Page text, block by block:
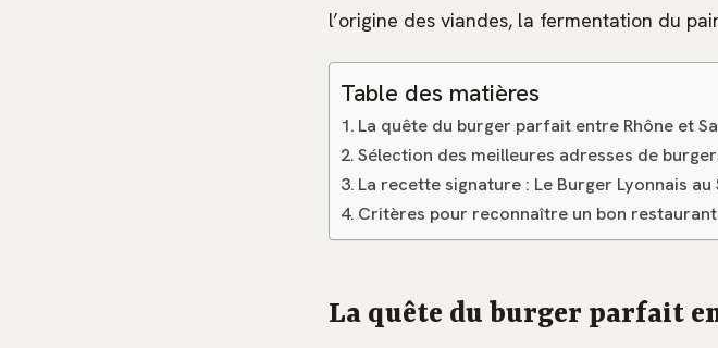
l’origine des viandes, la fermentation du
Table des matières
La quête du burger parfait entre Rhône et
Sélection des meilleures adresses de
La recette signature : Le Burger Lyonnais
Critères pour reconnaître un bon
La quête du burger parfait